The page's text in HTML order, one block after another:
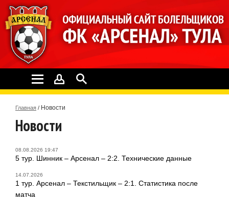
Главная / Новости
Новости
08.08.2026 19:47
5 тур. Шинник – Арсенал – 2:2. Технические данные
14.07.2026
1 тур. Арсенал – Текстильщик – 2:1. Статистика после
матча